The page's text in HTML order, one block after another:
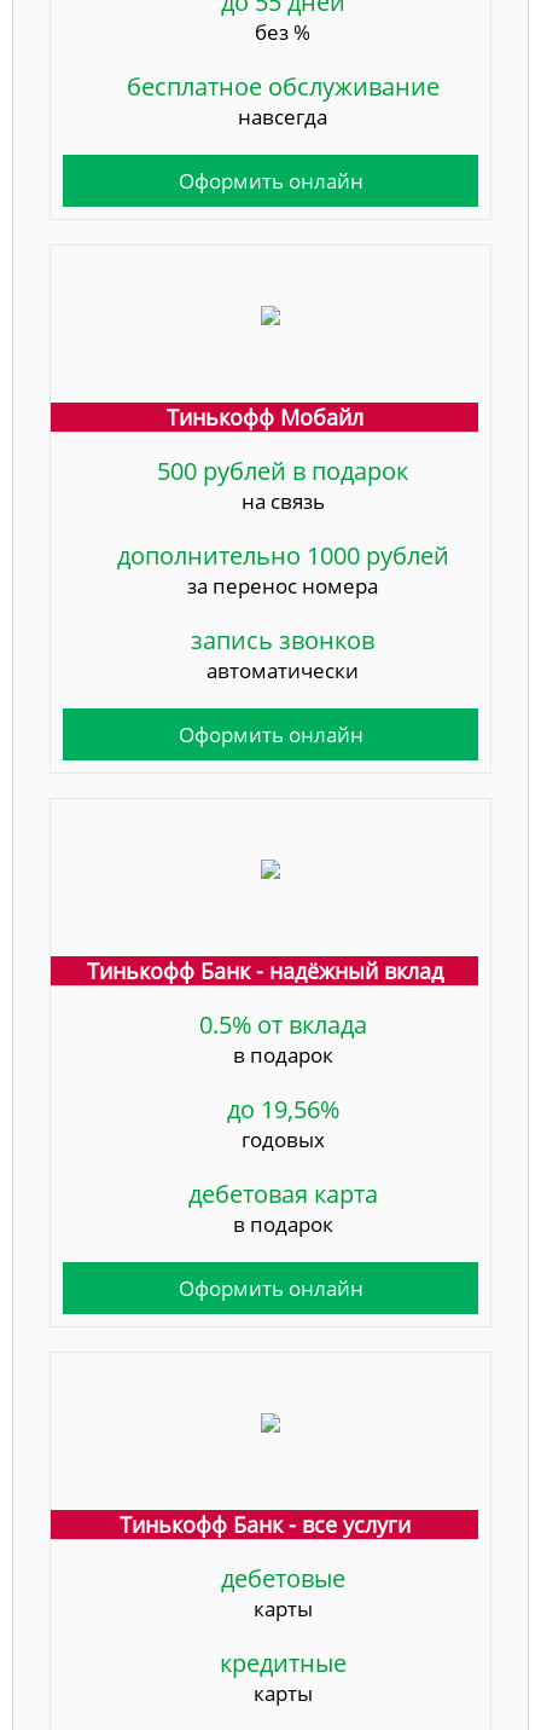
без %
бесплатное обслуживание
навсегда
Оформить онлайн
Тинькофф Мобайл
500 рублей в подарок
на связь
дополнительно 1000 рублей
за перенос номера
запись звонков
автоматически
Оформить онлайн
Тинькофф Банк - надёжный вклад
0.5% от вклада
в подарок
до 19,56%
годовых
дебетовая карта
в подарок
Оформить онлайн
Тинькофф Банк - все услуги
дебетовые
карты
кредитные
карты